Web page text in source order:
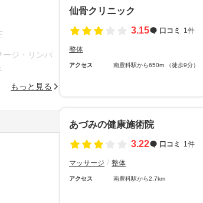
仙骨クリニック
3.15
口コミ 1件
整体
アクセス 南豊科駅から650m （徒歩9分）
あづみの健康施術院
3.22
口コミ 1件
マッサージ 整体
アクセス 南豊科駅から2.7km
ージ・リンパ
もっと見る